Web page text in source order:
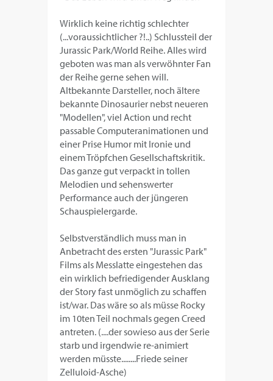
Wirklich keine richtig schlechter
(...voraussichtlicher ?!..) Schlussteil der
Jurassic Park/World Reihe. Alles wird
geboten was man als verwöhnter Fan
der Reihe gerne sehen will.
Altbekannte Darsteller, noch ältere
bekannte Dinosaurier nebst neueren
"Modellen", viel Action und recht
passable Computeranimationen und
einer Prise Humor mit Ironie und
einem Tröpfchen Gesellschaftskritik.
Das ganze gut verpackt in tollen
Melodien und sehenswerter
Performance auch der jüngeren
Schauspielergarde.
Selbstverständlich muss man in
Anbetracht des ersten "Jurassic Park"
Films als Messlatte eingestehen das
ein wirklich befriedigender Ausklang
der Story fast unmöglich zu schaffen
ist/war. Das wäre so als müsse Rocky
im 10ten Teil nochmals gegen Creed
antreten. (....der sowieso aus der Serie
starb und irgendwie re-animiert
werden müsste........Friede seiner
Zelluloid-Asche)